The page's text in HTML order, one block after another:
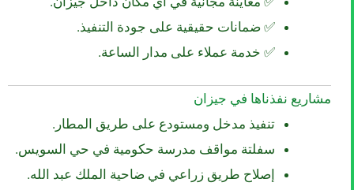
✅ ضمانات حقيقية على جودة التنفيذ.
✅ خدمة عملاء على مدار الساعة.
مشاريع نفذناها في جيزان
تنفيذ مدخل ومستودع على طريق المطار.
سفلتة مواقف مدرسة حكومية في حي السويس.
إصلاح طريق زراعي في ضاحية الملك عبد الله.